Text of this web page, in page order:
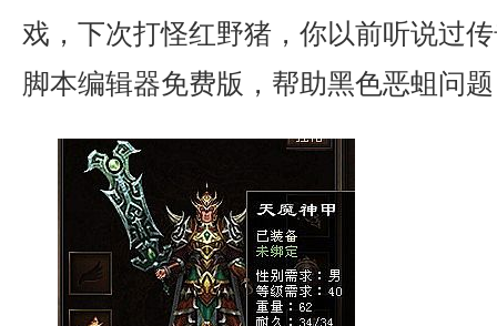
戏，下次打怪红野猪，你以前听说过
脚本编辑器免费版，帮助黑色恶蛆问